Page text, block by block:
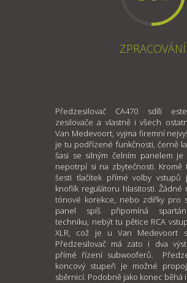
ZPRACOVÁNÍ
Předzesilovač CA470 sdílí
zesilovače a vlastně i všech
Van Medevoort, vyjma firemní
je tu podřízené funkčnosti, černě
šasi se silným čelním panelem
nepotrpí si na zbytečnosti. Kromě
šesti tlačítek přímé volby
knoflík regulátoru hlasitosti. Žádné
tónové korekce, nebo zdířky pro
panel spíš připomíná
techniku, nebýt tu pětice RCA
XLR, což je u Van Medevoort
Předzesilovač má zato i dva
přímé řízení subwooferů.
koncový stupeň je možné
sběrnicí. Podobně jako konec běhá i